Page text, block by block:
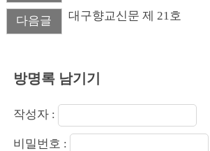
다음글 대구향교신문 제 21호
방명록 남기기
작성자 :
비밀번호 :